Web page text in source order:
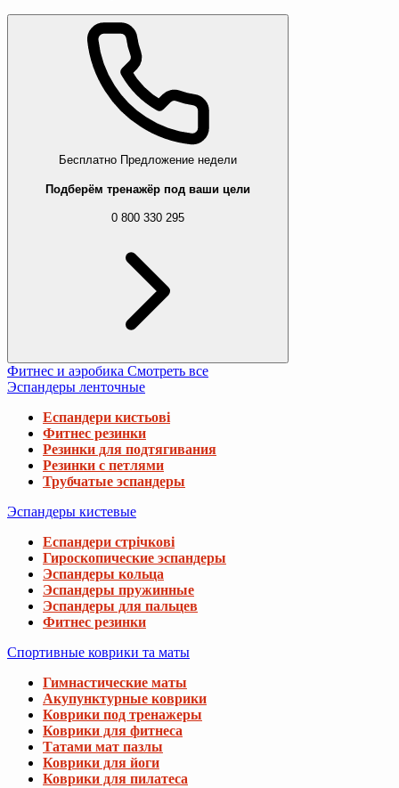
Бесплатно Предложение недели
Подберём тренажёр под ваши цели
0 800 330 295
Фитнес и аэробика Смотреть все
Эспандеры ленточные
Еспандери кистьові
Фитнес резинки
Резинки для подтягивания
Резинки с петлями
Трубчатые эспандеры
Эспандеры кистевые
Еспандери стрічкові
Гироскопические эспандеры
Эспандеры кольца
Эспандеры пружинные
Эспандеры для пальцев
Фитнес резинки
Спортивные коврики та маты
Гимнастические маты
Акупунктурные коврики
Коврики под тренажеры
Коврики для фитнеса
Татами мат пазлы
Коврики для йоги
Коврики для пилатеса